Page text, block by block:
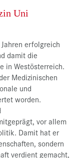
Uni
erfolgreich
damit die
in Westösterreich.
Medizinischen
und
worden.
vor allem
Damit hat er
sondern
verdient gemacht,